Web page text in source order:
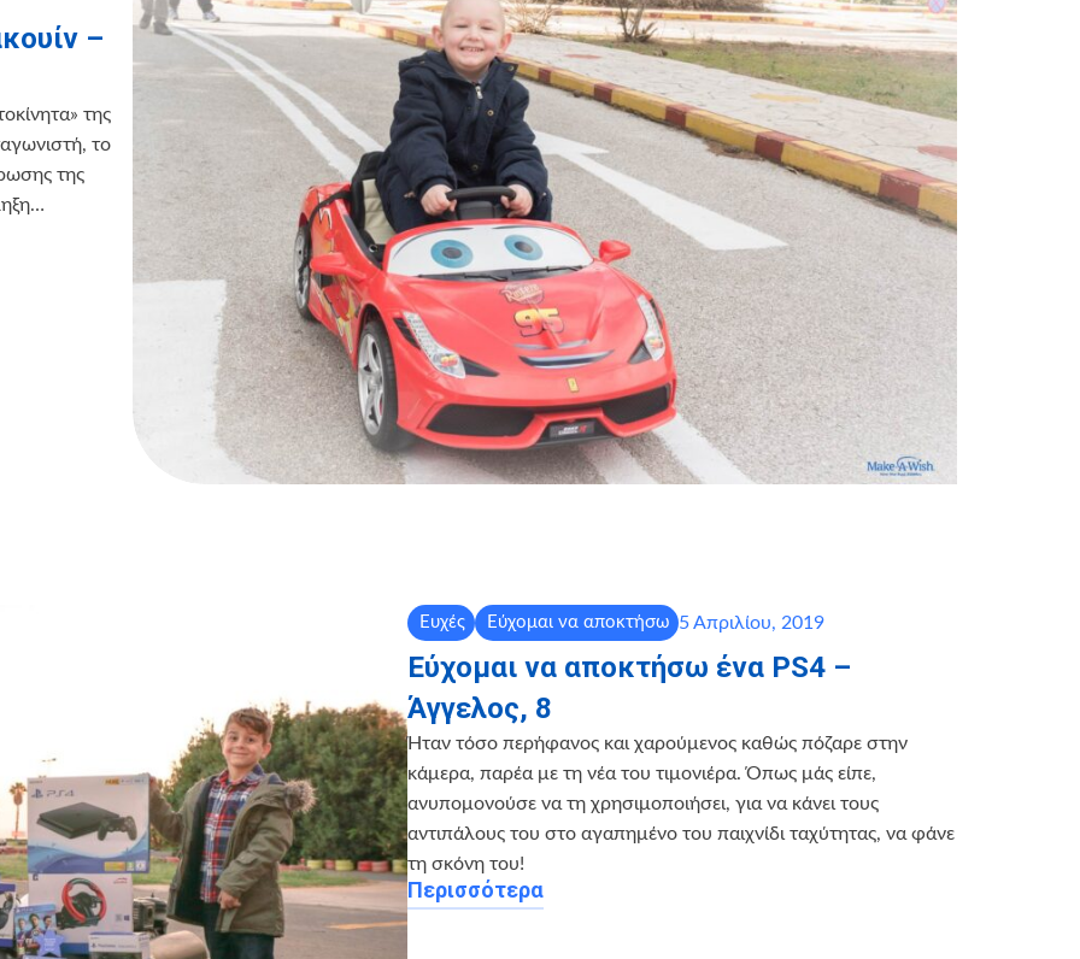
–
της
το
της
Ευχές Εύχομαι να αποκτήσω 5 Απριλίου, 2019
Εύχομαι να αποκτήσω ένα PS4 –
Άγγελος, 8
Ήταν τόσο περήφανος και χαρούμενος καθώς πόζαρε στην
κάμερα, παρέα με τη νέα του τιμονιέρα. Όπως μάς είπε,
ανυπομονούσε να τη χρησιμοποιήσει, για να κάνει τους
αντιπάλους του στο αγαπημένο του παιχνίδι ταχύτητας, να φάνε
τη σκόνη του!
Περισσότερα